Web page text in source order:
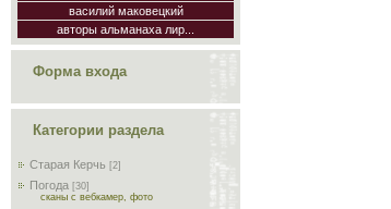
василий маковецкий
авторы альманаха лир...
Форма входа
Категории раздела
Старая Керчь [2]
Погода [30]
сканы с вебкамер, фото